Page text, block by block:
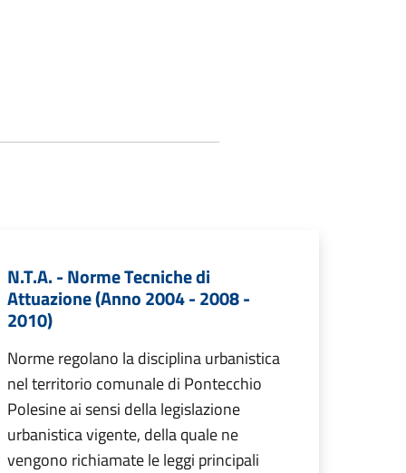
N.T.A. - Norme Tecniche di
Attuazione (Anno 2004 - 2008 -
2010)
Norme regolano la disciplina urbanistica
nel territorio comunale di Pontecchio
Polesine ai sensi della legislazione
urbanistica vigente, della quale ne
vengono richiamate le leggi principali